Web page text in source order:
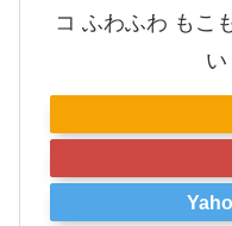
コ ふわふわ もこ